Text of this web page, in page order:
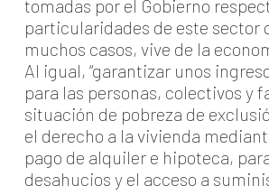
tomadas por el Gobierno
particularidades de este sector
muchos casos, vive de la
Al igual, “garantizar unos
para las personas, colectivos y
situación de pobreza de
el derecho a la vivienda
pago de alquiler e hipoteca,
desahucios y el acceso a